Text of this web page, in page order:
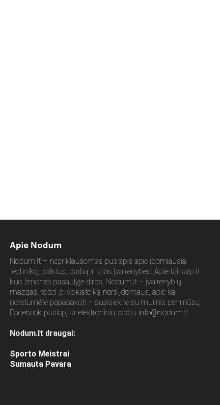
Apie Nodum
Nodum.lt – nepriklausomas puslapis apie įdomiausią
techniką, daiktus, darbą ir kitas įvairenybes. Apie tai kaip ir
kuo žmonės pasaulyje dirba. Nodum.lt – įvairenybių
mazgas, todėl jei veikiate ką nors įdomaus, apie ką
norėtumėte papasakoti – susisiekite su mumis per mūsų
Facebook puslapį ar elektroniniu paštu info@nodum.lt
Nodum.lt draugai:
Sporto Meistrai
Sumauta Pavara